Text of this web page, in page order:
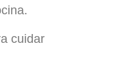
cuidar